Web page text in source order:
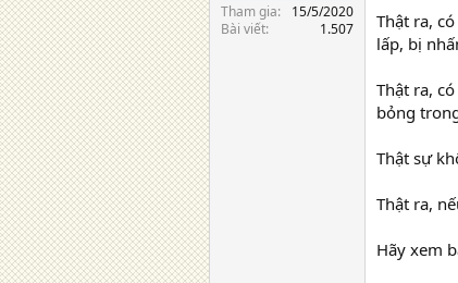
Tham gia
15/5/2020
Bài viết
1.507
Thật ra,
lấp, bị
Thật ra,
bỏng
Thật sự
Thật ra,
Hãy xem